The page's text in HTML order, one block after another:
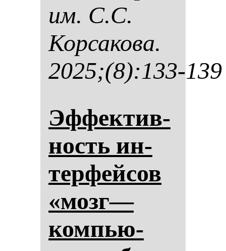
им. С.С.
Кор­са­ко­ва.
2025;(8):133-139
Эф­фек­тив­
ность ин­
тер­фей­сов
«мозг—
ком­пью­